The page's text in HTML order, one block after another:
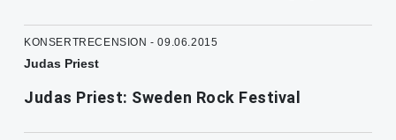
KONSERTRECENSION - 09.06.2015
Judas Priest
Judas Priest: Sweden Rock Festival